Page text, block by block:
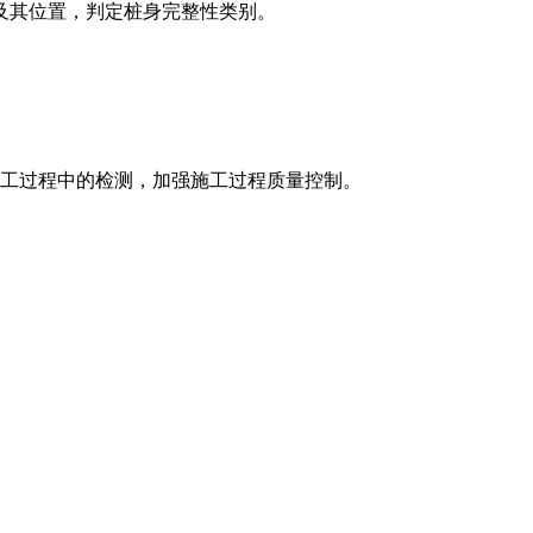
位置，判定桩身完整性类别。
过程中的检测，加强施工过程质量控制。